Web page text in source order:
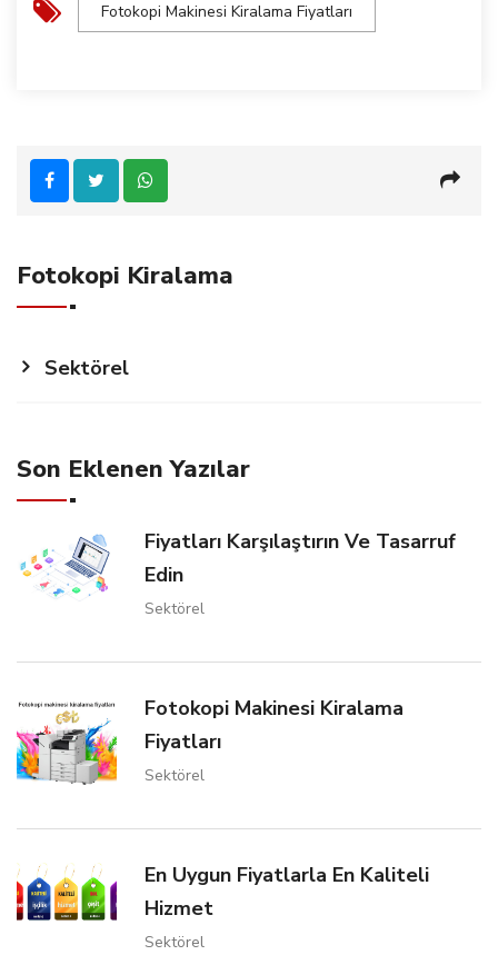
Fotokopi Makinesi Kiralama Fiyatları
Fotokopi Kiralama
Sektörel
Son Eklenen Yazılar
Fiyatları Karşılaştırın Ve Tasarruf
Edin
Sektörel
Fotokopi Makinesi Kiralama
Fiyatları
Sektörel
En Uygun Fiyatlarla En Kaliteli
Hizmet
Sektörel